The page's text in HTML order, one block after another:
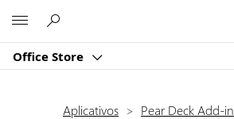
Office Store
Aplicativos > Pear Deck Add-in